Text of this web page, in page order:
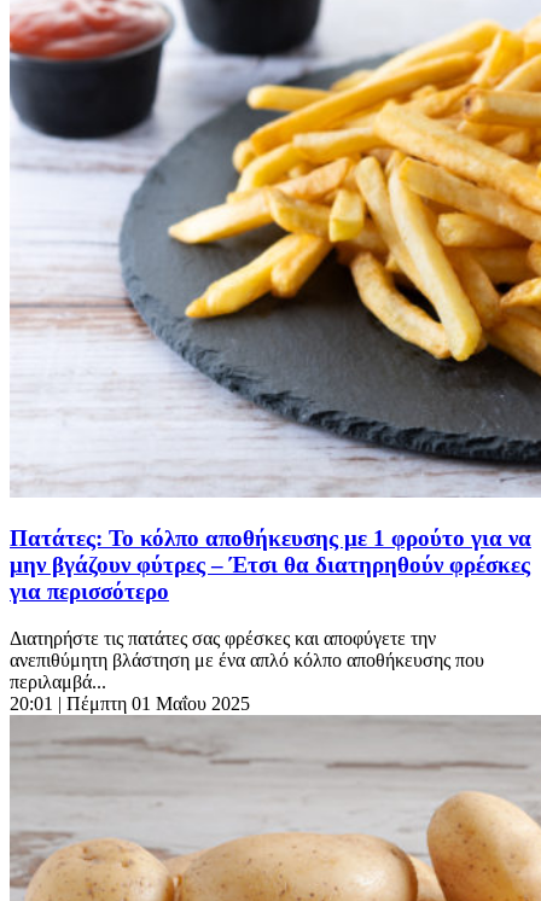
Πατάτες: Το κόλπο αποθήκευσης με 1 φρούτο για να
μην βγάζουν φύτρες – Έτσι θα διατηρηθούν φρέσκες
για περισσότερο
Διατηρήστε τις πατάτες σας φρέσκες και αποφύγετε την
ανεπιθύμητη βλάστηση με ένα απλό κόλπο αποθήκευσης που
περιλαμβά...
20:01 | Πέμπτη 01 Μαΐου 2025